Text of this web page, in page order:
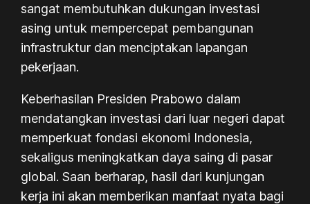
sangat membutuhkan dukungan investasi
asing untuk mempercepat pembangunan
infrastruktur dan menciptakan lapangan
pekerjaan.
Keberhasilan Presiden Prabowo dalam
mendatangkan investasi dari luar negeri dapat
memperkuat fondasi ekonomi Indonesia,
sekaligus meningkatkan daya saing di pasar
global. Saan berharap, hasil dari kunjungan
kerja ini akan memberikan manfaat nyata bagi